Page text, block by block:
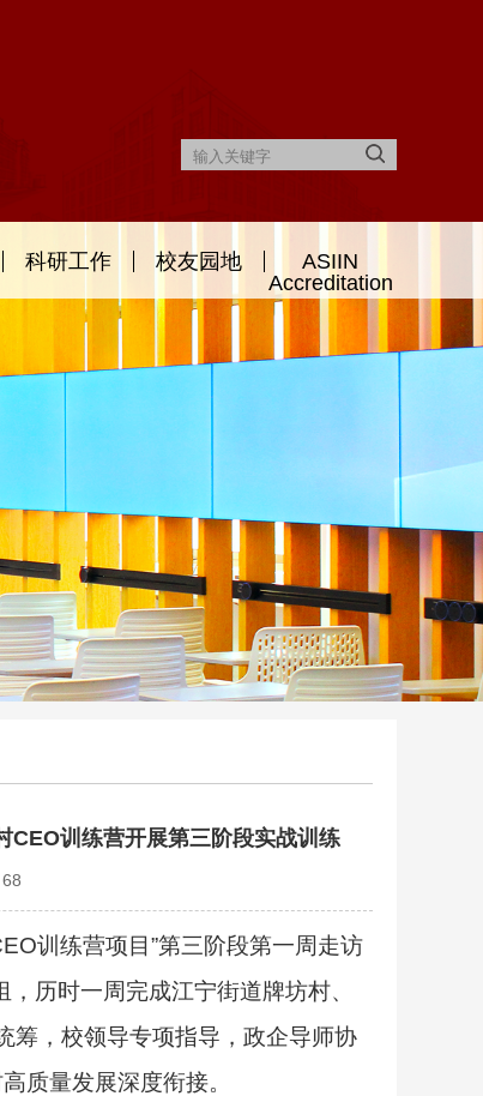
科研工作 校友园地
ASIIN
Accreditation
训练营开展第三阶段实战训练
68
训练营项目 ”第三阶段第一周走访
历时一周完成江宁街道牌坊村、
筹，校领导专项指导，政企导师协
质量发展深度衔接。